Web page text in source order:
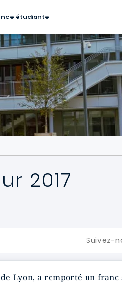
étudiante
2017
Suivez-
Lyon, a remporté un franc